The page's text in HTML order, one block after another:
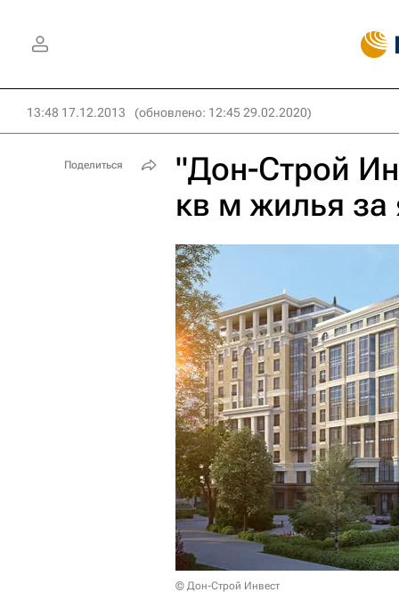
13:48 17.12.2013 (обновлено: 12:45 29.02.2020)
"Дон-Строй
кв м жилья за
© Дон-Строй Инвест
Поделиться